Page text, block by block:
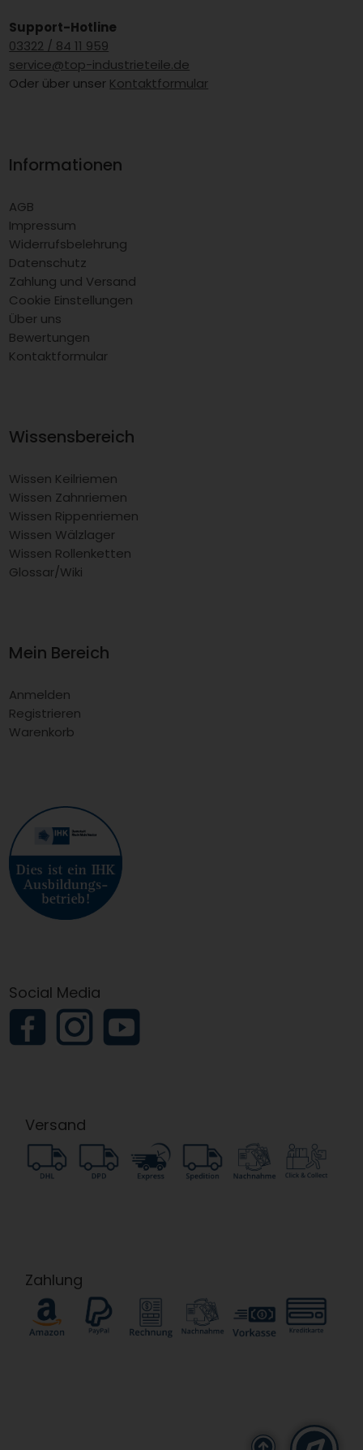
Support-Hotline
03322 / 84 11 959
service@top-industrieteile.de
Oder über unser Kontaktformular
Informationen
AGB
Impressum
Widerrufsbelehrung
Datenschutz
Zahlung und Versand
Cookie Einstellungen
Über uns
Bewertungen
Kontaktformular
Wissensbereich
Wissen Keilriemen
Wissen Zahnriemen
Wissen Rippenriemen
Wissen Wälzlager
Wissen Rollenketten
Glossar/Wiki
Mein Bereich
Anmelden
Registrieren
Warenkorb
Social Media
Versand
Zahlung